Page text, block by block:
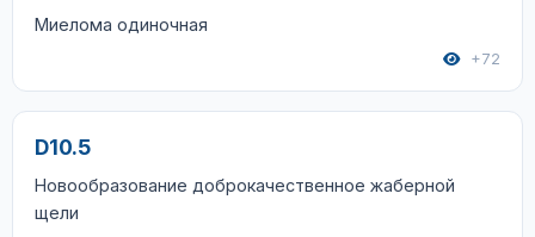
Миелома одиночная
+72
D10.5
Новообразование доброкачественное жаберной
щели